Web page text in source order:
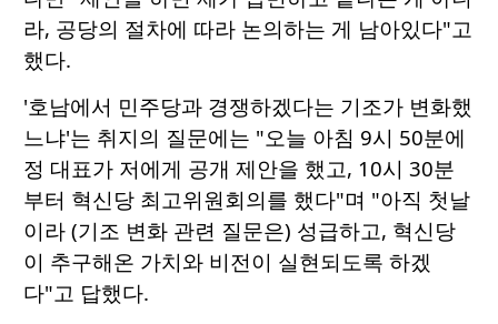
라, 공당의 절차에 따라 논의하는 게 남아있다"고
했다.
'호남에서 민주당과 경쟁하겠다는 기조가 변화했
느냐'는 취지의 질문에는 "오늘 아침 9시 50분에
정 대표가 저에게 공개 제안을 했고, 10시 30분
부터 혁신당 최고위원회의를 했다"며 "아직 첫날
이라 (기조 변화 관련 질문은) 성급하고, 혁신당
이 추구해온 가치와 비전이 실현되도록 하겠
다"고 답했다.